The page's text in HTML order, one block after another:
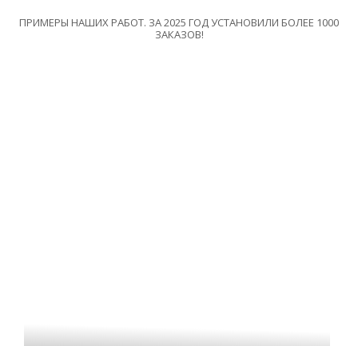
ПРИМЕРЫ НАШИХ РАБОТ. ЗА 2025 ГОД УСТАНОВИЛИ БОЛЕЕ 1000
ЗАКАЗОВ!